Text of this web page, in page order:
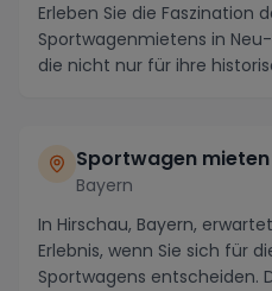
Erleben Sie die Faszination
Sportwagenmietens in
die nicht nur für ihre
Sportwagen
Bayern
In Hirschau, Bayern,
Erlebnis, wenn Sie sich für
Sportwagens entscheiden.